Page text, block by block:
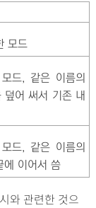
모드
드, 같은 이름의
덮어 써서 기존 내
드, 같은 이름의
에 이어서 씀
와 관련한 것으